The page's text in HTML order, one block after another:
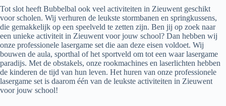
Tot slot heeft Bubbelbal ook veel activiteiten in Zieuwent geschikt
voor scholen. Wij verhuren de leukste stormbanen en springkussens,
die gemakkelijk op een speelveld te zetten zijn. Ben jij op zoek naar
een unieke activiteit in Zieuwent voor jouw school? Dan hebben wij
onze professionele lasergame set die aan deze eisen voldoet. Wij
bouwen de aula, sporthal of het sportveld om tot een waar lasergame
paradijs. Met de obstakels, onze rookmachines en laserlichten hebben
de kinderen de tijd van hun leven. Het huren van onze professionele
lasergame set is daarom één van de leukste activiteiten in Zieuwent
voor jouw school!